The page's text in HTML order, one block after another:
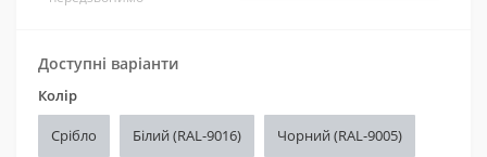
Доступні варіанти
Колір
Срібло Білий (RAL-9016) Чорний (RAL-9005)